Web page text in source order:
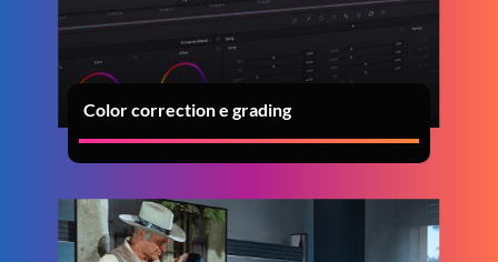
Color correction e grading